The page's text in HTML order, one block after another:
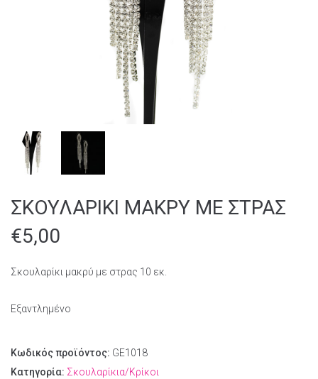
ΣΚΟΥΛΑΡΙΚΙ ΜΑΚΡΥ ΜΕ ΣΤΡΑΣ
€5,00
Σκουλαρίκι μακρύ με στρας 10 εκ.
Εξαντλημένο
Κωδικός προϊόντος: GE1018
Κατηγορία: Σκουλαρίκια/Κρίκοι